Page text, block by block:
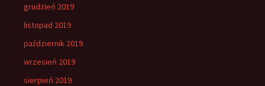
grudzień 2019
listopad 2019
październik 2019
wrzesień 2019
sierpień 2019